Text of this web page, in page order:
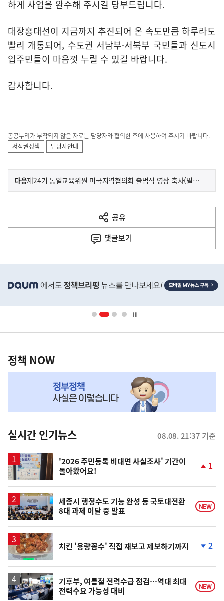
하게 사업을 완수해 주시길 당부드립니다.
대장홍대선이 지금까지 추진되어 온 속도만큼 하루라도
빨리 개통되어, 수도권 서남부·서북부 국민들과 신도시
입주민들이 마음껏 누릴 수 있길 바랍니다.
감사합니다.
공공누리가 부착되지 않은 자료는 담당자와 협의한 후에 사용하여 주시기 바랍니다.
저작권정책
담당자안내
이
전
다
음
다음기
사
제24기 통일교육위원 미국지역협의회 출범식 영상 축사(필라델피아)
공유
열
기
댓글보기
단
영
책
NOW,
뉴
스
정책 NOW
실시간 인기뉴스 08.08. 21:37 기준
'2026 주민등록 비대면 사실조사' 기간이
돌아왔어요!
상
승
1
세종시 행정수도 기능 완성 등 국토대전환
8대 과제 이달 중 발표
NEW
치킨 '용량꼼수' 직접 재보고 제보하기까지
하
락
2
기후부, 여름철 전력수급 점검…역대 최대
전력수요 가능성 대비
NEW